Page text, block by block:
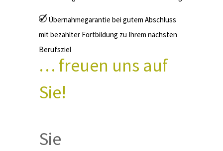
Übernahmegarantie bei gutem Abschluss
mit bezahlter Fortbildung zu Ihrem nächsten
Berufsziel
… freuen uns auf
Sie!
Sie